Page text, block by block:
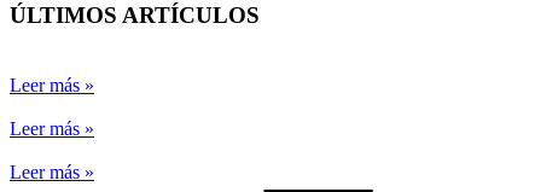
ÚLTIMOS ARTÍCULOS
Leer más »
Leer más »
Leer más »